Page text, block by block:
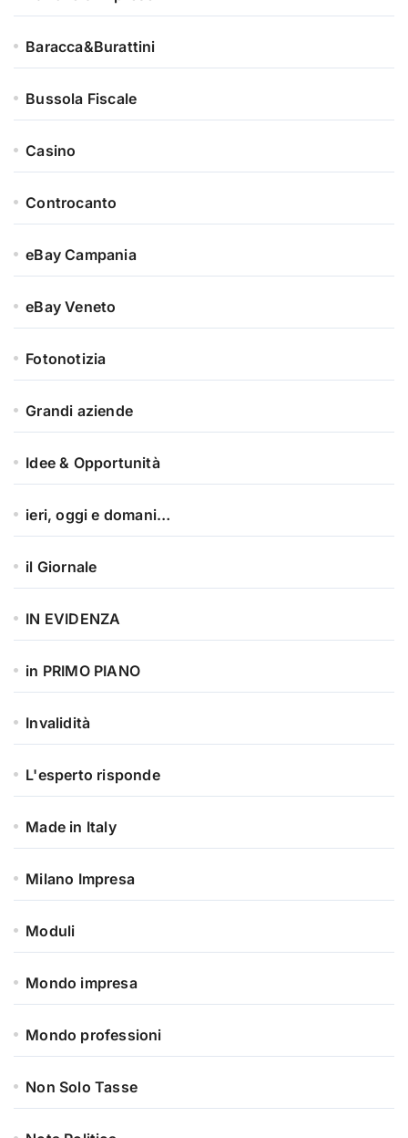
Baracca&Burattini
Bussola Fiscale
Casino
Controcanto
eBay Campania
eBay Veneto
Fotonotizia
Grandi aziende
Idee & Opportunità
ieri, oggi e domani…
il Giornale
IN EVIDENZA
in PRIMO PIANO
Invalidità
L'esperto risponde
Made in Italy
Milano Impresa
Moduli
Mondo impresa
Mondo professioni
Non Solo Tasse